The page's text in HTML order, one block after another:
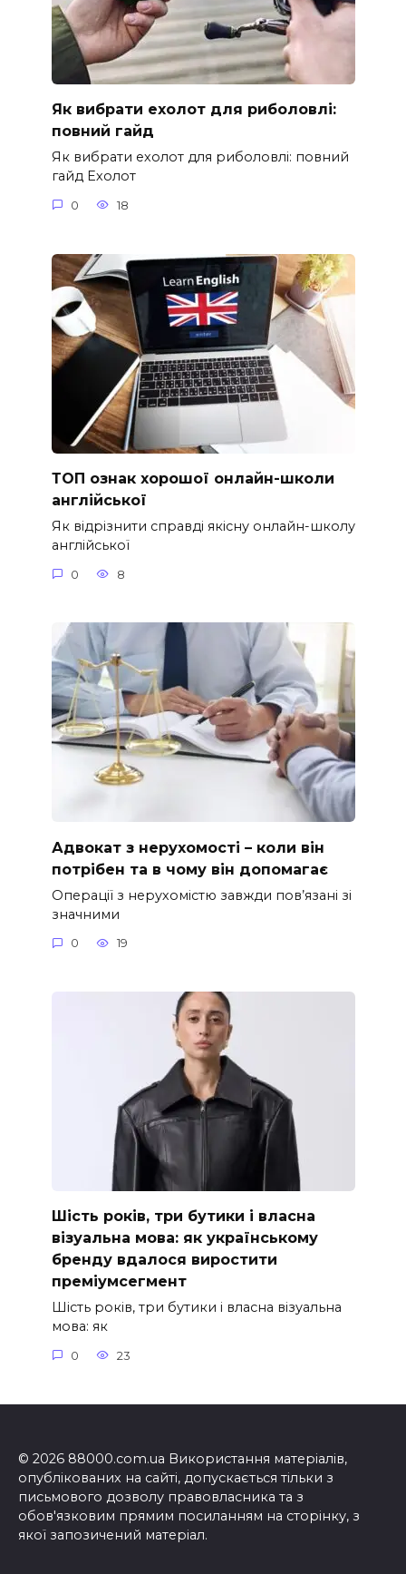
Як вибрати ехолот для риболовлі:
повний гайд
Як вибрати ехолот для риболовлі: повний
гайд Ехолот
0 18
ТОП ознак хорошої онлайн-школи
англійської
Як відрізнити справді якісну онлайн-школу
англійської
0 8
Адвокат з нерухомості – коли він
потрібен та в чому він допомагає
Операції з нерухомістю завжди пов’язані зі
значними
0 19
Шість років, три бутики і власна
візуальна мова: як українському
бренду вдалося виростити
преміумсегмент
Шість років, три бутики і власна візуальна
мова: як
0 23
© 2026 88000.com.ua Використання матеріалів,
опублікованих на сайті, допускається тільки з
письмового дозволу правовласника та з
обов'язковим прямим посиланням на сторінку, з
якої запозичений матеріал.